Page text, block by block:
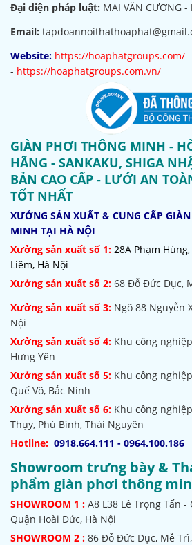
Đại diện pháp luật: MAI VĂN CƯƠNG -
Email:
Website: https://hoaphatgroups.com/
- https://hoaphatgroups.com.vn/
GIÀN PHƠI THÔNG MINH -
HÃNG - SANKAKU, SHIGA
BẢN CAO CẤP - LƯỚI AN
TỐT NHẤT
XƯỞNG SẢN XUẤT & CUNG CẤP
MINH TẠI HÀ NỘI
Xưởng sản xuất số 1: 28A Phạm
Liêm, Hà Nội
Xưởng sản xuất số 2: 68 Đỗ Đức Dục,
Xưởng sản xuất số 3: Ngõ 88 Nguyễn
Nội
Xưởng sản xuất số 4: Khu công
Hưng Yên
Xưởng sản xuất số 5: Khu công
Quế Võ, Bắc Ninh
Xưởng sản xuất số 6: Khu công
Thụy, Phú Bình, Thái Nguyên
Hotline: 0918.664.111 - 0964.100.186
Showroom trưng bày &
phẩm giàn phơi thông
SHOWROOM 1 : A8 L38 Lê Trọng Tấn
Quận Hoài Đức, Hà Nội
SHOWROOM 2 : 86 Đỗ Đức Dục, Mễ